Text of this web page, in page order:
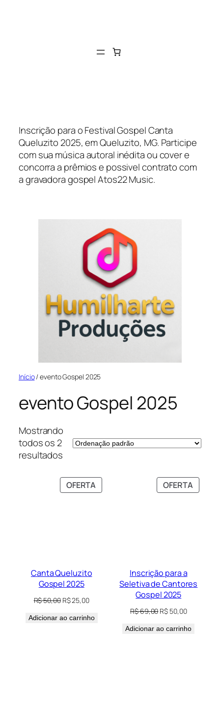
Inscrição para o Festival Gospel Canta
Queluzito 2025, em Queluzito, MG. Participe
com sua música autoral inédita ou cover e
concorra a prêmios e possivel contrato com
a gravadora gospel Atos22 Music.
Início/ evento Gospel 2025
evento Gospel 2025
Mostrando
todos os 2
resultados
OFERTA
EM
Canta Queluzito
Gospel 2025
R$50,00 O
original
R$25,00O
atual
Adicionar ao carrinho
OFERTA
EM
Inscrição para a
Seletiva de Cantores
Gospel 2025
R$69,00O
original
R$ 50,00O
atual
Adicionar ao carrinho